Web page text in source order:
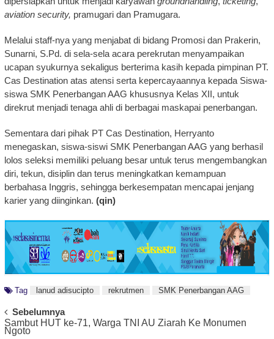
aviation security, pramugari dan Pramugara.
Melalui staff-nya yang menjabat di bidang Promosi dan Prakerin,
Sunarni, S.Pd. di sela-sela acara perekrutan menyampaikan
ucapan syukurnya sekaligus berterima kasih kepada pimpinan PT.
Cas Destination atas atensi serta kepercayaannya kepada Siswa-
siswa SMK Penerbangan AAG khususnya Kelas XII, untuk
direkrut menjadi tenaga ahli di berbagai maskapai penerbangan.
Sementara dari pihak PT Cas Destination, Herryanto
menegaskan, siswa-siswi SMK Penerbangan AAG yang berhasil
lolos seleksi memiliki peluang besar untuk terus mengembangkan
diri, tekun, disiplin dan terus meningkatkan kemampuan
berbahasa Inggris, sehingga berkesempatan mencapai jenjang
karier yang diinginkan. (qin)
Tag lanud adisucipto rekrutmen SMK Penerbangan AAG
Post
Navigation
Sebelumnya
Sambut HUT ke-71, Warga TNI AU Ziarah Ke Monumen
Ngoto